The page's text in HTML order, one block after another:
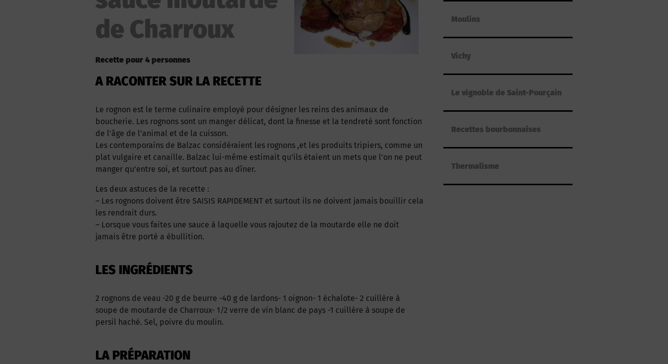
de Charroux
Recette pour 4 personnes
A RACONTER SUR LA RECETTE
Le rognon est le terme culinaire employé pour désigner les reins des animaux de
boucherie. Les rognons sont un manger délicat, dont la finesse et la tendreté sont fonction
de l’âge de l’animal et de la cuisson.
Les contemporains de Balzac considéraient les rognons ,et les produits tripiers, comme un
plat vulgaire et canaille. Balzac lui-même estimait qu’ils étaient un mets que l’on ne peut
manger qu’entre soi, et surtout pas au dîner.
Les deux astuces de la recette :
– Les rognons doivent être SAISIS RAPIDEMENT et surtout ils ne doivent jamais bouillir cela
les rendrait durs.
– Lorsque vous faites une sauce à laquelle vous rajoutez de la moutarde elle ne doit
jamais être porté a ébullition.
LES INGRÉDIENTS
2 rognons de veau -20 g de beurre -40 g de lardons- 1 oignon- 1 échalote- 2 cuillère à
soupe de moutarde de Charroux- 1/2 verre de vin blanc de pays -1 cuillère à soupe de
persil haché. Sel, poivre du moulin.
LA PRÉPARATION
Moulins
Vichy
Le vignoble de Saint-Pourçain
Recettes bourbonnaises
Thermalisme